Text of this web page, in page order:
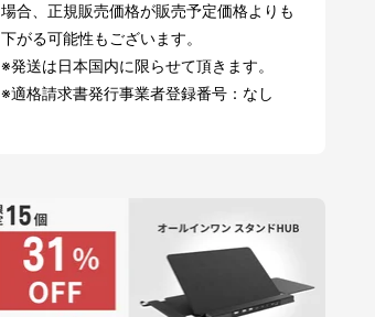
場合、正規販売価格が販売予定価格よりも
下がる可能性もございます。
※発送は日本国内に限らせて頂きます。
※適格請求書発行事業者登録番号：なし